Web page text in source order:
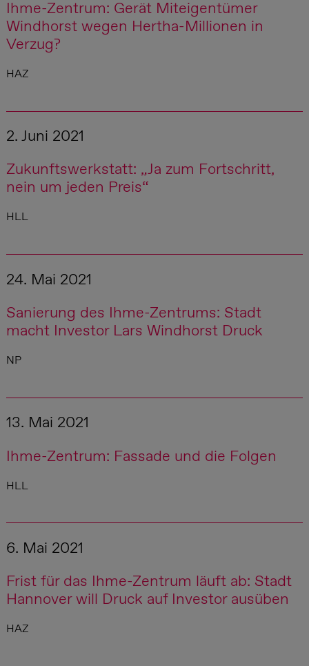
Ihme-Zentrum: Gerät Miteigentümer
Windhorst wegen Hertha-Millionen in
Verzug?
HAZ
2. Juni 2021
Zukunftswerkstatt: „Ja zum Fortschritt,
nein um jeden Preis“
HLL
24. Mai 2021
Sanierung des Ihme-Zentrums: Stadt
macht Investor Lars Windhorst Druck
NP
13. Mai 2021
Ihme-Zentrum: Fassade und die Folgen
HLL
6. Mai 2021
Frist für das Ihme-Zentrum läuft ab: Stadt
Hannover will Druck auf Investor ausüben
HAZ